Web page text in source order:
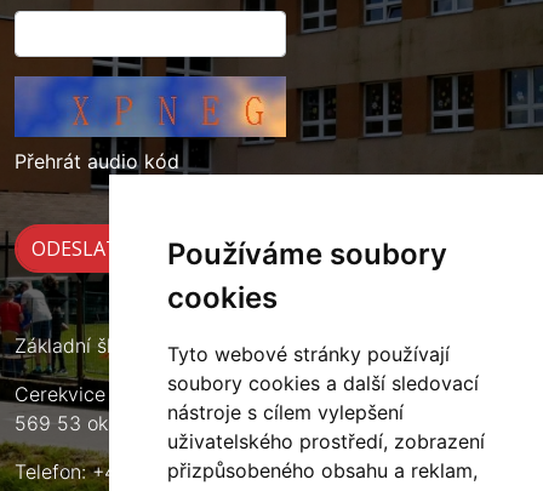
Používáme soubory
cookies
Tyto webové stránky používají
soubory cookies a další sledovací
nástroje s cílem vylepšení
uživatelského prostředí, zobrazení
přizpůsobeného obsahu a reklam,
Přehrát audio kód
Základní škola Cerekvice nad Loučnou
Cerekvice nad Loučnou 135
569 53 okres Svitavy
Telefon: +420 461 633 140